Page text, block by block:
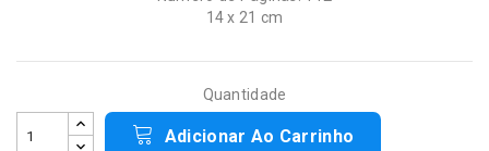
14 x 21 cm
Quantidade
Adicionar Ao Carrinho